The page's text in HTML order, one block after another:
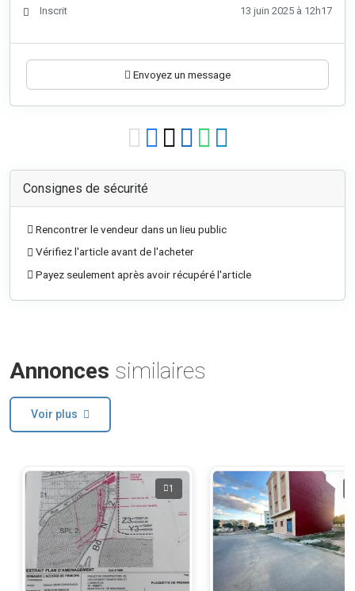
Inscrit 13 juin 2025 à 12h17
Envoyez un message
Consignes de sécurité
Rencontrer le vendeur dans un lieu public
Vérifiez l'article avant de l'acheter
Payez seulement après avoir récupéré l'article
Annonces similaires
Voir plus
1